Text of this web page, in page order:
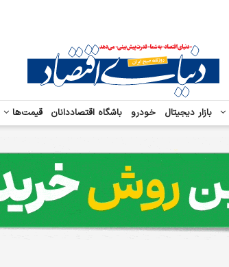
بازار دیجیتال خودرو باشگاه اقتصاددانان قیمت‌ها